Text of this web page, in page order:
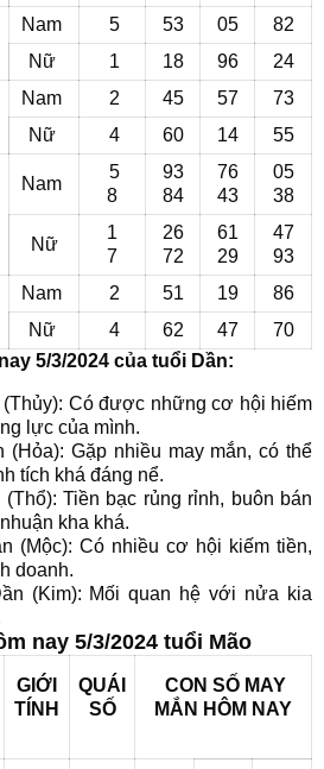
Nam 5 53 05
82
Nữ
1 18 96 24
Nam 2 45 57
73
Nữ
4 60 14 55
Nam
5
8
93
84
76
43
05
38
Nữ
1
7
26
72
61
29
47
93
Nam 2 51 19
86
Nữ
4 62 47
70
5/3/2024 của tuổi Dần:
Có được những cơ hội hiếm
lực của mình.
Gặp nhiều may mắn, có thể
tích khá đáng nể.
Tiền bạc rủng rỉnh, buôn bán
kha khá.
(Mộc): Có nhiều cơ hội kiếm tiền,
doanh.
(Kim): Mối quan hệ với nửa kia
nay 5/3/2024 tuổi Mão
GIỚI
TÍNH
QUÁI
SỐ
CON SỐ MAY
MẮN HÔM NAY